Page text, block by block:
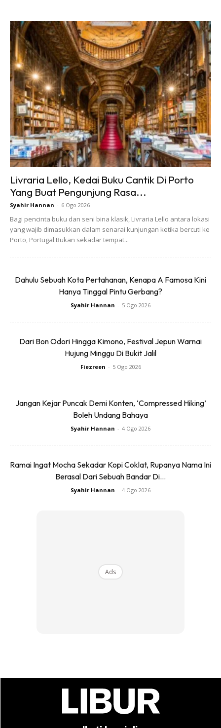
Pelaksanaan prosedur operasi standard (SOP) baharu
itu bermula dari pukul 10 pagi hingga pukul 10 malam
pada Jumaat hingga Ahad, dengan pengunjung
diwajibkan mengambil kad pengunjung di tiga laluan
masuk.
Tiga laluan masuk yang dibenarkan ke Teluk Cempedak
ialah melalui kawasan letak kenderaan Majlis
Perbandaran Kuantan (MPK), kawasan letak kenderaan
pihak swasta dan laluan antara dua restoran segera
McDonalds dan KFC di situ.
Tiada had masa ditetapkan kepada setiap pengunjung,
namun jika jumlah pengunjung sudah mencapai had
melainkan bagi mereka yang ingin menggunakan
perkhidmatan pandu lalu restoran segera di situ.
Pekerja, penjaja dan pekedai di Teluk Cempedak tidak
menunjukkan kad pekerja atau pengesahan kepada
petugas yang berada di laluan masuk.
Pengunjung diwajibkan mendaftar masuk menggunakan
menjaga penjarakan fizikal semasa berada di sekitar
Jabatan Sukarelawan Malaysia (RELA) dan Angkatan
Pertahanan Awam Malaysia (APM) akan ditempatkan di
laluan masuk dan sekitar Teluk Cempedak.
Ads
bagi mengambil giliran masuk. Tindakan ini perlu diambil
bagi memastikan kita dapat menjaga penjarakan fizikal
bagi membendung penularan wabak COVID-19.
Livraria Lello, Kedai Buku Cantik Di Porto
Yang Buat Pengunjung Rasa...
Syahir Hannan - 6 Ogo 2026
Bagi pencinta buku dan seni bina klasik, Livraria Lello antara lokasi
yang wajib dimasukkan dalam senarai kunjungan ketika bercuti ke
Porto, Portugal.Bukan sekadar tempat...
Dahulu Sebuah Kota Pertahanan, Kenapa A Famosa Kini
Hanya Tinggal Pintu Gerbang?
Syahir Hannan - 5 Ogo 2026
Dari Bon Odori Hingga Kimono, Festival Jepun Warnai
Hujung Minggu Di Bukit Jalil
Fiezreen - 5 Ogo 2026
Jangan Kejar Puncak Demi Konten, ‘Compressed Hiking’
Boleh Undang Bahaya
Syahir Hannan - 4 Ogo 2026
Ramai Ingat Mocha Sekadar Kopi Coklat, Rupanya Nama Ini
Berasal Dari Sebuah Bandar Di...
Syahir Hannan - 4 Ogo 2026
Ads